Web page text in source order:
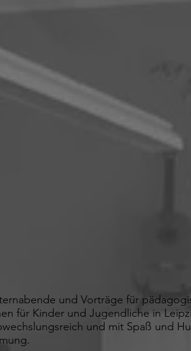
und Vorträge für
für Kinder und Jugendliche in
und mit Spaß und